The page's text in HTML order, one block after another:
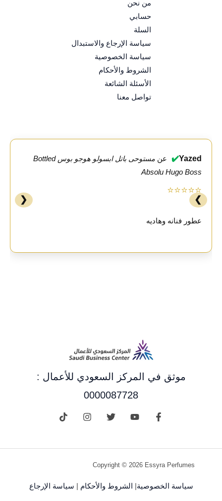
من نحن
حسابي
السلة
سياسة الإرجاع والاستبدال
سياسة الخصوصية
الشروط والأحكام
الأسئلة الشائعة
تواصل معنا
Yazed
✔️ عن
مستوحى باتل ابسولو هوجو بوس Bottled
Absolu Hugo Boss
⭐⭐⭐⭐⭐
عطور فنانه وهاديه
❮ ❯
موثق في المركز السعودي للأعمال :
0000087728
Copyright © 2026 Essyra Perfumes
سياسة الخصوصية الشروط والأحكام سياسة الإرجاع